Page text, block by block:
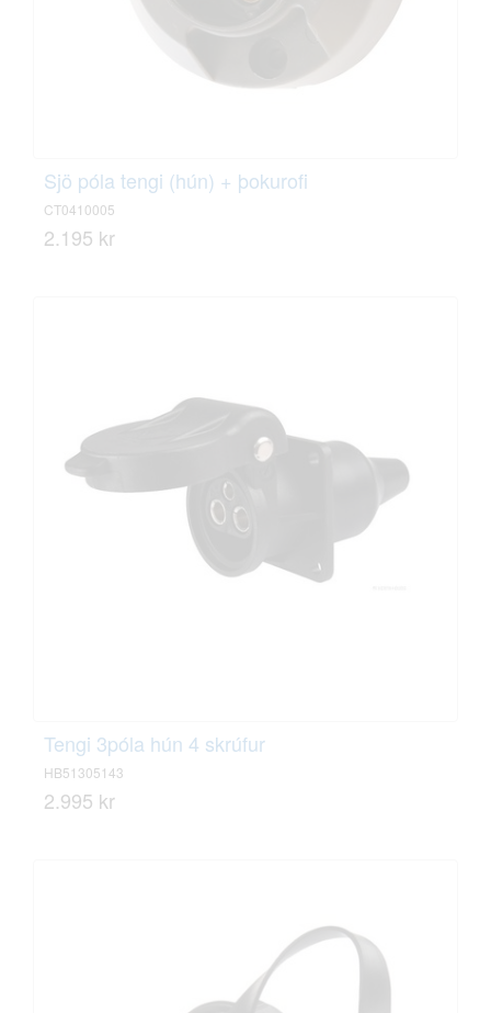
Sjö póla tengi (hún) + þokurofi
CT0410005
2.195 kr
Tengi 3póla hún 4 skrúfur
HB51305143
2.995 kr